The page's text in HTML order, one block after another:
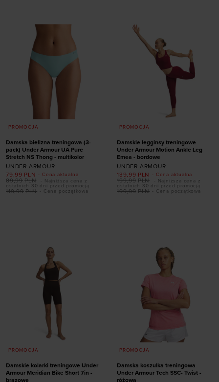
S M L XS
PROMOCJA
Damska bielizna treningowa (3-
pack) Under Armour UA Pure
Stretch NS Thong - multikolor
UNDER ARMOUR
- Cena aktualna
79,99 PLN
- Cena początkowa
119,99 PLN
89,99 PLN
- Najniższa cena z
ostatnich 30 dni przed promocją
PROMOCJA
Damskie legginsy treningowe
Under Armour Motion Ankle Leg
Emea - bordowe
UNDER ARMOUR
- Cena aktualna
139,99 PLN
- Cena początkowa
199,99 PLN
199,99 PLN
- Najniższa cena z
ostatnich 30 dni przed promocją
PROMOCJA
Damskie kolarki treningowe Under
Armour Meridian Bike Short 7in -
brązowe
PROMOCJA
Damska koszulka treningowa
Under Armour Tech SSC- Twist -
różowa